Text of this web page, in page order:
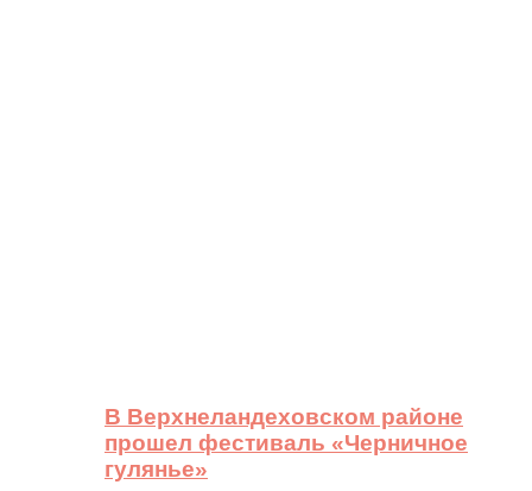
В Верхнеландеховском районе
прошел фестиваль «Черничное
гулянье»